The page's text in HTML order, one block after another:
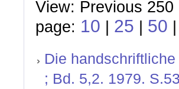
View: Previous
page: 10 | 25 | 50
Die
; Bd. 5,2. 1979.